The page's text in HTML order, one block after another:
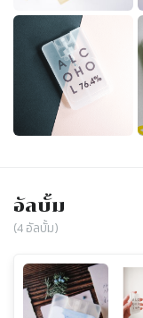
อัลบั้ม
(4อัลบั้ม)